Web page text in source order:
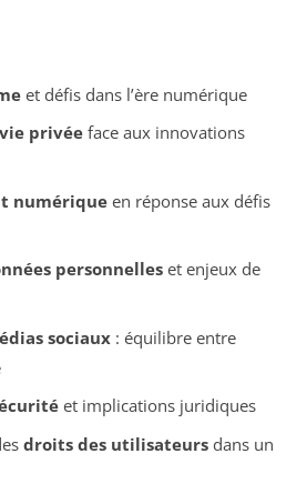
et défis dans l’ère numérique
vie privéeface aux innovations
numériqueen réponse aux défis
personnelleset enjeux de
sociaux: équilibre entre
et implications juridiques
droits des utilisateursdans un